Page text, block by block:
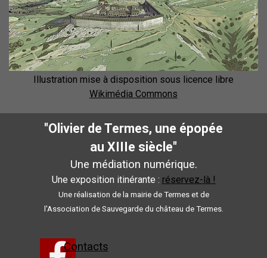
Illustration mise à disposition sous licence libre
Wikimédia Commons
"Olivier de Termes, une épopée
au XIIIe siècle"
Une médiation numérique.
Une exposition itinérante : réservez-là !
Une réalisation de la mairie de Termes et de
l'Association de Sauvegarde du château de Termes.
Contacts